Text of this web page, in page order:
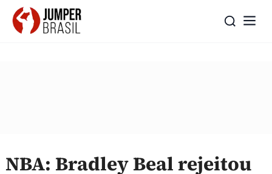
NBA: Bradley Beal rejeitou